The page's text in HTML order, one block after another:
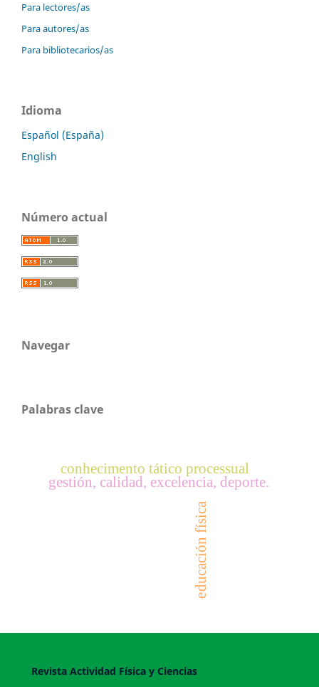
Para lectores/as
Para autores/as
Para bibliotecarios/as
Idioma
Español (España)
English
Número actual
Navegar
Palabras clave
educación física
gestión, calidad, excelencia, deporte.
conhecimento tático processual
Revista Actividad Física y Ciencias